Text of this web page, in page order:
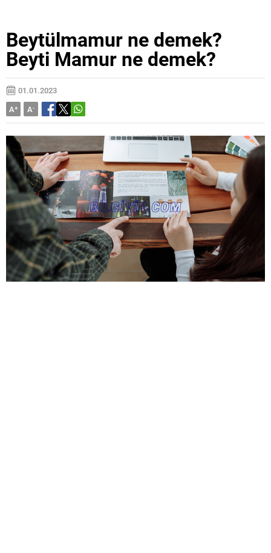
Beytülmamur ne demek?
Beyti Mamur ne demek?
01.01.2023
A+ A-